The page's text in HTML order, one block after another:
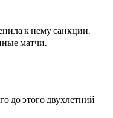
к нему санкции.
матчи.
до этого двухлетний